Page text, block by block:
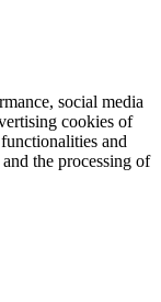
social media
cookies of
and
the processing of